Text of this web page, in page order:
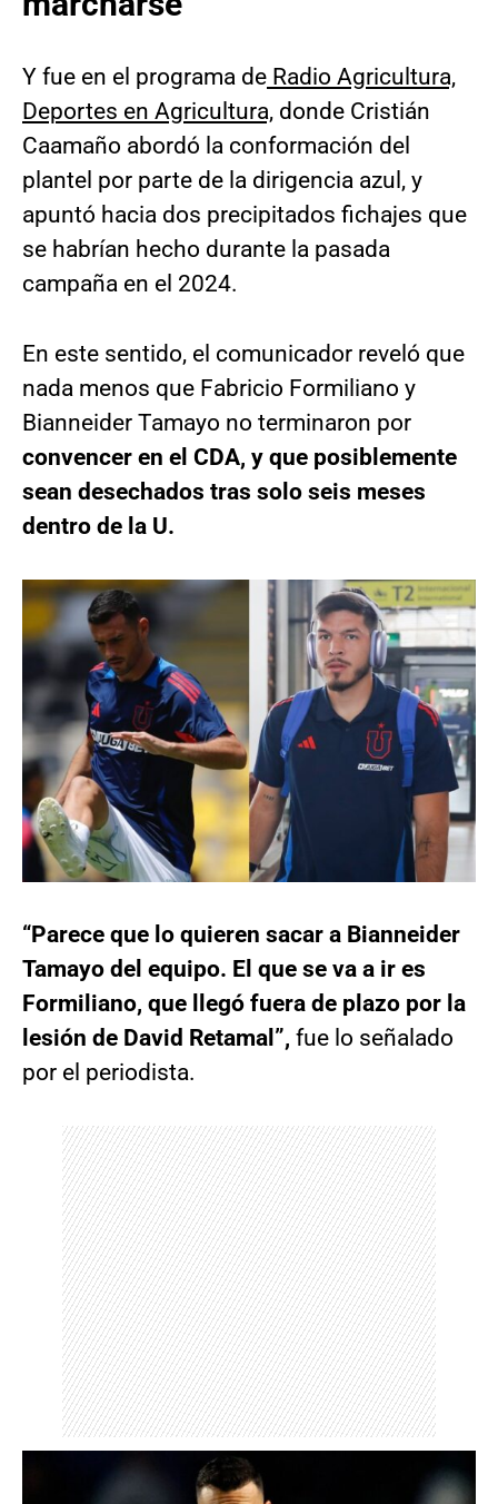
Y fue en el programa de Radio Agricultura,
Deportes en Agricultura, donde Cristián
Caamaño abordó la conformación del
plantel por parte de la dirigencia azul, y
apuntó hacia dos precipitados fichajes que
se habrían hecho durante la pasada
campaña en el 2024.
En este sentido, el comunicador reveló que
nada menos que Fabricio Formiliano y
Bianneider Tamayo no terminaron por
convencer en el CDA, y que posiblemente
sean desechados tras solo seis meses
dentro de la U.
“Parece que lo quieren sacar a Bianneider
Tamayo del equipo. El que se va a ir es
Formiliano, que llegó fuera de plazo por la
lesión de David Retamal”, fue lo señalado
por el periodista.